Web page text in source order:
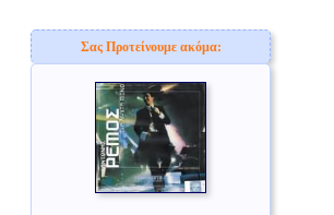
Σας Προτείνουμε ακόμα: